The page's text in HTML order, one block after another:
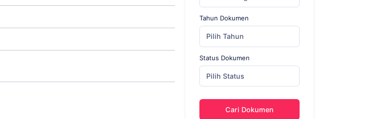
Tahun Dokumen
Pilih Tahun
Status Dokumen
Pilih Status
Cari Dokumen